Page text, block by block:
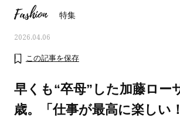
Fashion 特集
2026.04.06
この記事を保存
早くも“卒母”した加藤ロー
歳。「仕事が最高に楽しい